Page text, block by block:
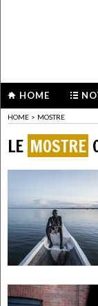
HOME
HOME > MOSTRE
LE MOSTRE